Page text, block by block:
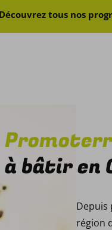
Découvrez tous nos
à bâtir en
Depuis
région